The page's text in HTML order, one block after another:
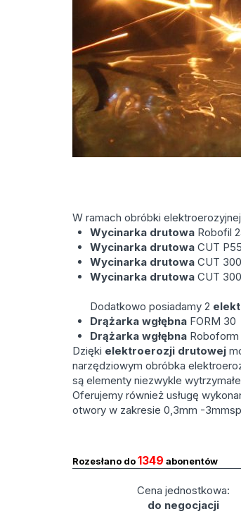
W ramach obróbki
Wycinarka drutowa Robofil
Wycinarka drutowa CUT
Wycinarka drutowa CUT 300
Wycinarka drutowa CUT
Dodatkowo posiadamy 2
Drążarka wgłębna FORM 30
Drążarka wgłębna Roboform
Dzięki elektroerozji drutowej
narzędziowym obróbka
są elementy niezwykle
Oferujemy również usługę
otwory w zakresie 0,3mm -
Rozesłano do1349 abonentów
Cena jednostkowa:
do negocjacji